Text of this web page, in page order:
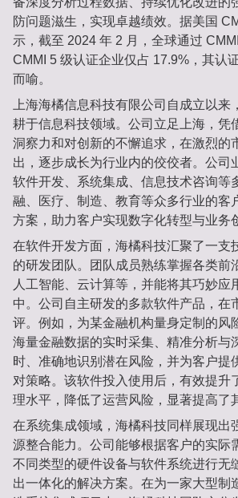
防问题滋生，实现卓越绩效。据美国
示，截至 2024 年 2 月，全球通过
CMMI 5 级认证企业仅占 17.9%，其认
而喻。
上海海橘信息科技有限公司自成立以来
耕于信息科技领域。公司立足上海，凭
洞察力和对创新的不懈追求，在激烈的
出，逐步成长为行业内的佼佼者。公司
软件开发、系统集成、信息技术咨询等
融、医疗、制造、教育等众多行业的客
方案，助力客户实现数字化转型与业务
在软件开发方面，海橘科技汇聚了一支
的研发团队。团队成员熟练掌握各类前
人工智能、云计算等，并能将其巧妙应
中。公司自主研发的多款软件产品，在
评。例如，为某金融机构量身定制的风
海量金融数据的实时采集、精准分析与
时、准确地识别潜在风险，并为客户提
对策略。该软件投入使用后，有效提升
理水平，降低了运营风险，显著提高了
在系统集成领域，海橘科技同样展现出
源整合能力。公司能够根据客户的实际
不同类型的硬件设备与软件系统进行无
出一体化的解决方案。在为一家大型制